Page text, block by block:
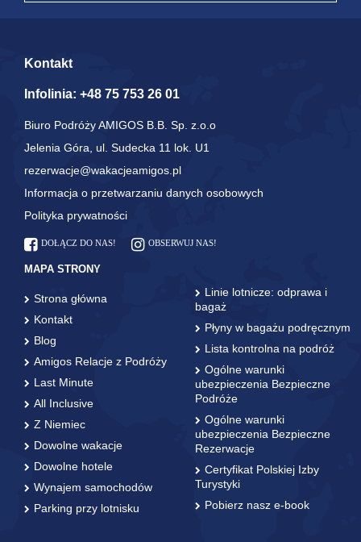
Kontakt
Infolinia: +48 75 753 26 01
Biuro Podróży AMIGOS B.B. Sp. z.o.o
Jelenia Góra, ul. Sudecka 11 lok. U1
rezerwacje@wakacjeamigos.pl
Informacja o przetwarzaniu danych osobowych
Polityka prywatności
DOŁĄCZ DO NAS! OBSERWUJ NAS!
MAPA STRONY
Strona główna
Kontakt
Blog
Amigos Relacje z Podróży
Last Minute
All Inclusive
Z Niemiec
Dowolne wakacje
Dowolne hotele
Wynajem samochodów
Parking przy lotnisku
Linie lotnicze: odprawa i
bagaż
Płyny w bagażu podręcznym
Lista kontrolna na podróż
Ogólne warunki
ubezpieczenia Bezpieczne
Podróże
Ogólne warunki
ubezpieczenia Bezpieczne
Rezerwacje
Certyfikat Polskiej Izby
Turystyki
Pobierz nasz e-book